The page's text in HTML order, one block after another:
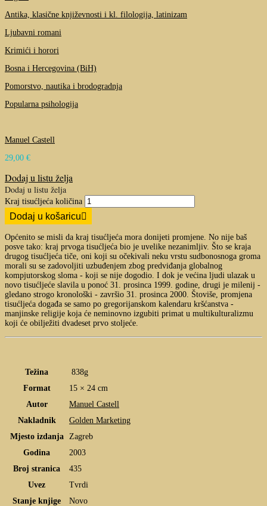
Antika, klasične književnosti i kl. filologija, latinizam
Ljubavni romani
Krimići i horori
Bosna i Hercegovina (BiH)
Pomorstvo, nautika i brodogradnja
Popularna psihologija
Manuel Castell
29,00 €
Dodaj u listu želja
Dodaj u listu želja
Kraj tisućljeća količina
Dodaj u košaricu
Općenito se misli da kraj tisućljeća mora donijeti promjene. No nije baš
posve tako: kraj prvoga tisućljeća bio je uvelike nezanimljiv. Što se kraja
drugog tisućljeća tiče, oni koji su očekivali neku vrstu sudbonosnoga groma
morali su se zadovoljiti uzbuđenjem zbog predviđanja globalnog
kompjutorskog sloma - koji se nije dogodio. I dok je većina ljudi ulazak u
novo tisućljeće slavila u ponoć 31. prosinca 1999. godine, drugi je milenij -
gledano strogo kronološki - završio 31. prosinca 2000. Štoviše, promjena
tisućljeća događa se samo po gregorijanskom kalendaru kršćanstva -
manjinske religije koja će neminovno izgubiti primat u multikulturalizmu
koji će obilježiti dvadeset prvo stoljeće.
Težina
838g
Format
15 × 24 cm
Autor
Manuel Castell
Nakladnik
Golden Marketing
Mjesto izdanja
Zagreb
Godina
2003
Broj stranica
435
Uvez
Tvrdi
Stanje knjige
Novo